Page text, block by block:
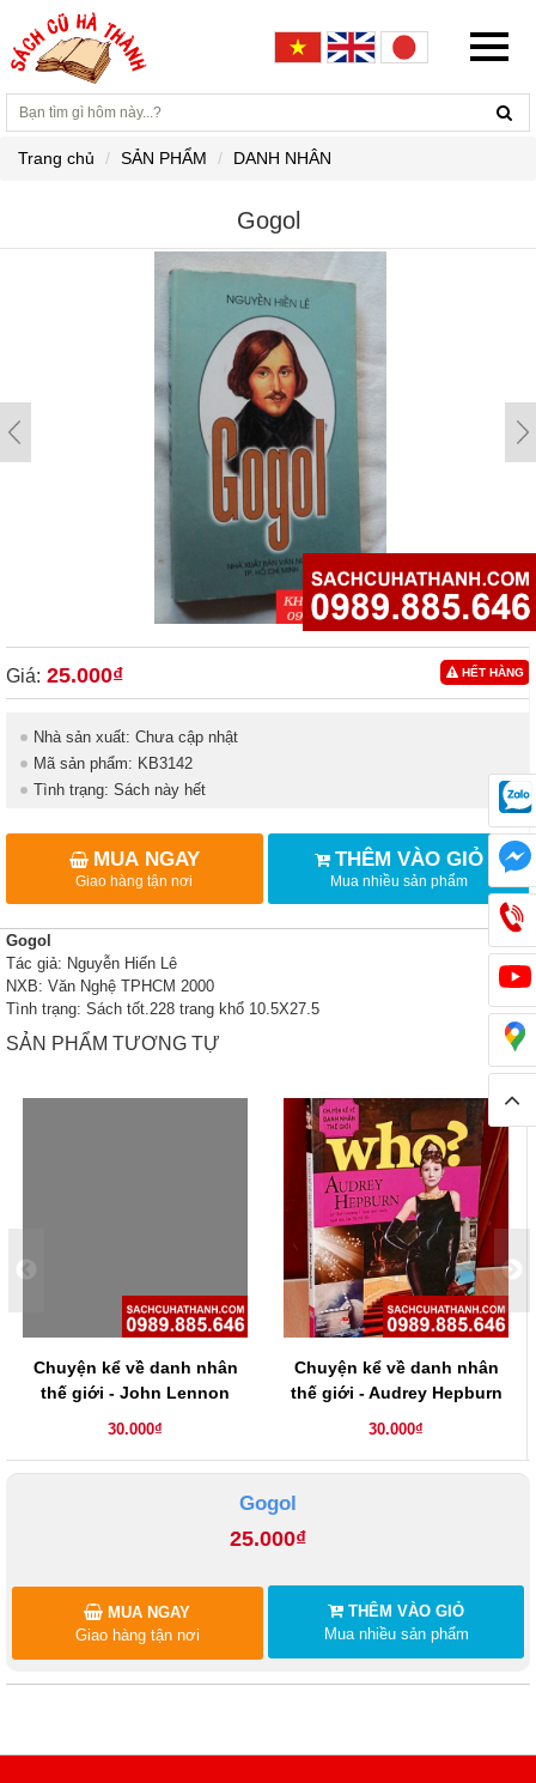
Trang chủ SẢN PHẨM DANH NHÂN
Gogol
HẾT HÀNG
Giá: 25.000₫
Nhà sản xuất: Chưa cập nhật
Mã sản phẩm: KB3142
Tình trạng: Sách này hết
MUA NGAY
Giao hàng tận nơi
THÊM VÀO GIỎ
Mua nhiều sản phẩm
Gogol
Tác giả: Nguyễn Hiến Lê
NXB: Văn Nghệ TPHCM 2000
Tình trạng: Sách tốt.228 trang khổ 10.5X27.5
SẢN PHẨM TƯƠNG TỰ
Chuyện kể về danh nhân
thế giới - John Lennon
30.000₫
Chuyện kể về danh nhân
thế giới - Audrey Hepburn
30.000₫
Gogol
25.000₫
THÊM VÀO GIỎ
Mua nhiều sản phẩm
MUA NGAY
Giao hàng tận nơi